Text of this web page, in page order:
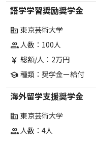
語学学習奨励奨学金
corporate_fare 東京芸術大学
group人数：100人
currency_yen 総額/人：2万円
school 種類：奨学金ー給付
海外留学支援奨学金
corporate_fare 東京芸術大学
group人数：4人